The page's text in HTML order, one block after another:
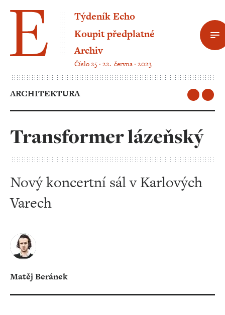
Týdeník Echo
Koupit předplatné
Archiv
Číslo 25 ‧ 22. června ‧ 2023
ARCHITEKTURA
Transformer lázeňský
Nový koncertní sál v Karlových
Varech
Matěj Beránek